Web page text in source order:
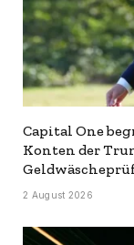
Capital One
Konten der
2 August 2026